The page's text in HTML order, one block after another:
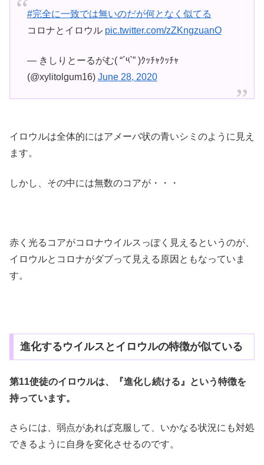
#完全に一致では無いのだが何となく似てる
コロナとイロウル pic.twitter.com/zZKngzuanO
— きしりとーるがむ( “´༥`” )ｸｯﾁｬｸｯﾁｬ
(@xylitolgum16) June 28, 2020
イロウルは全体的にはアメーバ状の青いシミのように見え
ます。
しかし、その中には無数のコアが・・・
赤く光るコアがコロナウイルスっぽく見えるというのが、
イロウルとコロナがダブって見える原因ともなっていま
す。
進化するウイルスとイロウルの特徴が似ている
第11使徒のイロウルは、『進化し続ける』という特徴を
持っています。
さらには、弱点があれば克服して、いかなる状況にも対処
できるように自身を変化させるのです。